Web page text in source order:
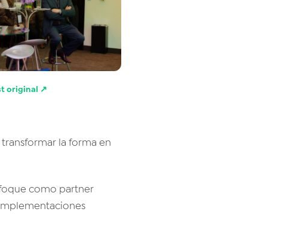
original ↗
transformar la forma en
como partner